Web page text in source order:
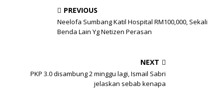
PREVIOUS
Neelofa Sumbang Katil Hospital RM100,000, Sekali
Benda Lain Yg Netizen Perasan
NEXT
PKP 3.0 disambung 2 minggu lagi, Ismail Sabri
jelaskan sebab kenapa